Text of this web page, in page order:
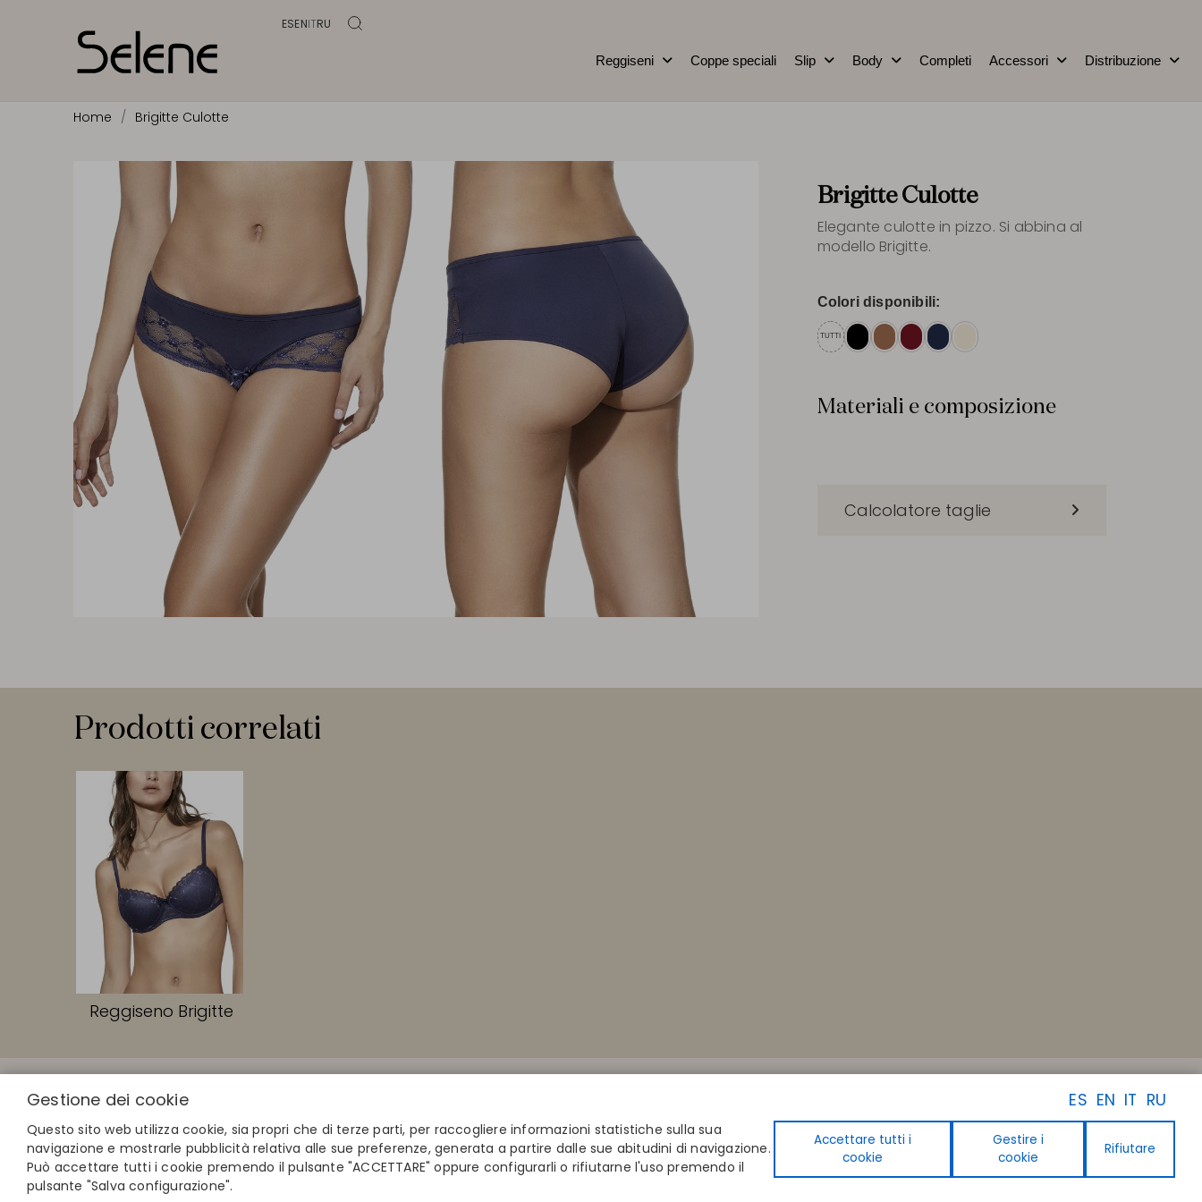
ESENITRU
Reggiseni Coppe speciali Slip Body Completi Accessori Distribuzione
Home Brigitte Culotte
Brigitte Culotte
Elegante culotte in pizzo. Si abbina al
modello Brigitte.
Colori disponibili:
TUTTI
Materiali e composizione
Calcolatore taglie
Prodotti correlati
Reggiseno Brigitte
ES EN IT RU
Gestione dei cookie
Questo sito web utilizza cookie, sia propri che di terze parti, per raccogliere informazioni statistiche sulla sua
navigazione e mostrarle pubblicità relativa alle sue preferenze, generata a partire dalle sue abitudini di navigazione.
Può accettare tutti i cookie premendo il pulsante "ACCETTARE" oppure configurarli o rifiutarne l'uso premendo il
pulsante "Salva configurazione".
Accettare tutti i
cookie
Gestire i
cookie
Rifiutare
Unisciti alla directory
disintex@disintex.es
Blog
Contatta
Linkedin